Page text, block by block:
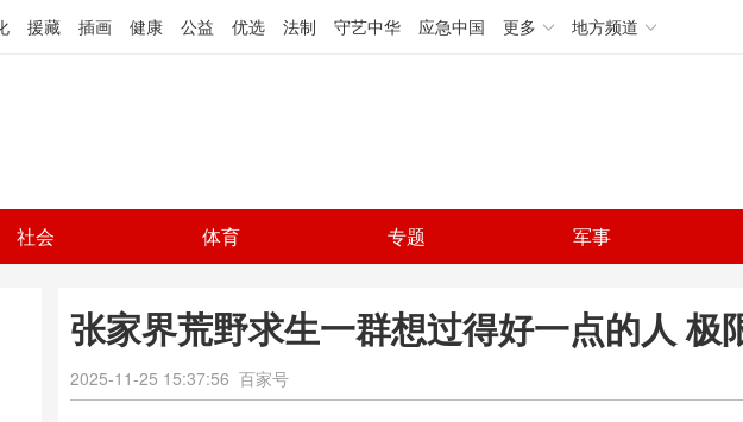
援藏 插画 健康 公益 优选 法制 守艺中华 应急中国 更多 地方频道
社会 体育 专题 军事
张家界荒野求生一群想过得好一点的人 极
2025-11-25 15:37:56 百家号